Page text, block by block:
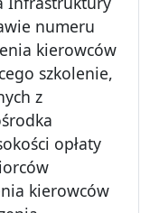
numeru
kierowców
szkolenie,
z
opłaty
kierowców